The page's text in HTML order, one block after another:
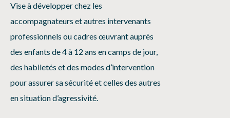
Vise à développer chez les
accompagnateurs et autres intervenants
professionnels ou cadres œuvrant auprès
des enfants de 4 à 12 ans en camps de jour,
des habiletés et des modes d’intervention
pour assurer sa sécurité et celles des autres
en situation d’agressivité.